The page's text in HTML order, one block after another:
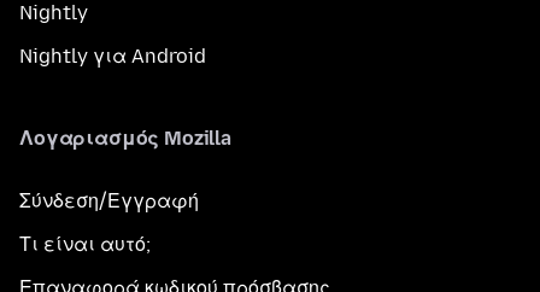
Nightly
Nightly για Android
Λογαριασμός Mozilla
Σύνδεση/Εγγραφή
Τι είναι αυτό;